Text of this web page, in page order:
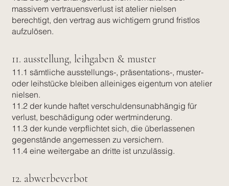
massivem vertrauensverlust ist atelier nielsen
berechtigt, den vertrag aus wichtigem grund fristlos
aufzulösen.
11. ausstellung, leihgaben & muster
11.1 sämtliche ausstellungs-, präsentations-, muster-
oder leihstücke bleiben alleiniges eigentum von atelier
nielsen.
11.2 der kunde haftet verschuldensunabhängig für
verlust, beschädigung oder wertminderung.
11.3 der kunde verpflichtet sich, die überlassenen
gegenstände angemessen zu versichern.
11.4 eine weitergabe an dritte ist unzulässig.
12. abwerbeverbot